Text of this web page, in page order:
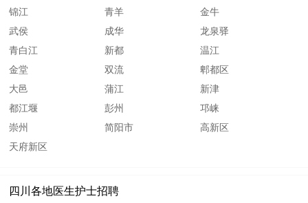
锦江 青羊
金牛
武侯
成华
龙泉驿
青白江
新都
温江
金堂
双流
郫都区
大邑
蒲江
新津
都江堰
彭州
邛崃
崇州
简阳市
高新区
天府新区
四川各地医生护士招聘